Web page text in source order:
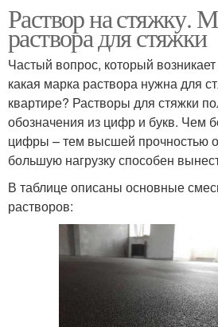
Раствор на стяжку.
раствора для стяжки
Частый вопрос, который
какая марка раствора нужна для
квартире? Растворы для стяжки
обозначения из цифр и букв. Чем
цифры – тем высшей прочностью
большую нагрузку способен
В таблице описаны основные
растворов: